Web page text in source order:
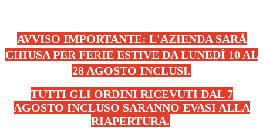
AVVISO IMPORTANTE: L'AZIENDA SARÀ
CHIUSA PER FERIE ESTIVE DA LUNEDÌ 10 AL
28 AGOSTO INCLUSI.
TUTTI GLI ORDINI RICEVUTI DAL 7
AGOSTO INCLUSO SARANNO EVASI ALLA
RIAPERTURA.